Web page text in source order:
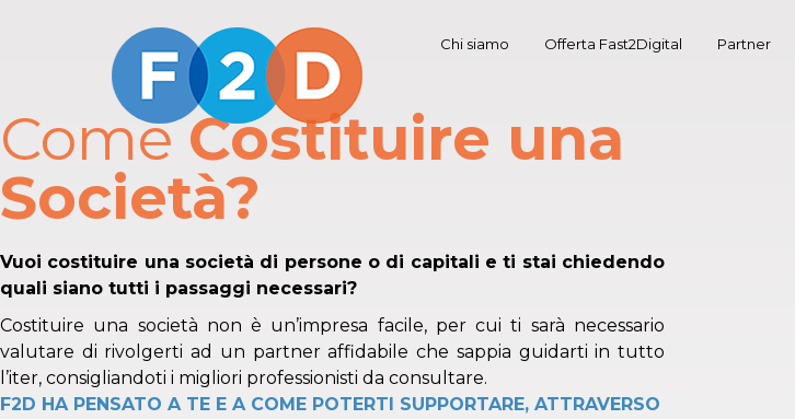
Chi siamo Offerta Fast2Digital Partner
ComeCostituire una
Società?
Vuoi costituire una società di persone o di capitali e ti stai chiedendo
quali siano tutti i passaggi necessari?
Costituire una società non è un’impresa facile, per cui ti sarà necessario
valutare di rivolgerti ad un partner affidabile che sappia guidarti in tutto
l’iter, consigliandoti i migliori professionisti da consultare.
F2D HA PENSATO A TE E A COME POTERTI SUPPORTARE, ATTRAVERSO